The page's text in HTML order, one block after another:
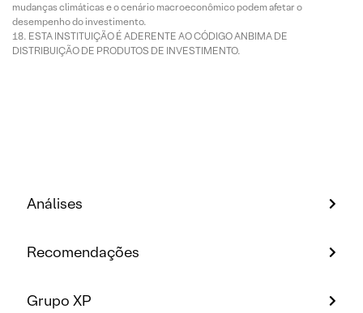
mudanças climáticas e o cenário macroeconômico podem afetar o
desempenho do investimento.
ESTA INSTITUIÇÃO É ADERENTE AO CÓDIGO ANBIMA DE
DISTRIBUIÇÃO DE PRODUTOS DE INVESTIMENTO.
Análises
Recomendações
Grupo XP